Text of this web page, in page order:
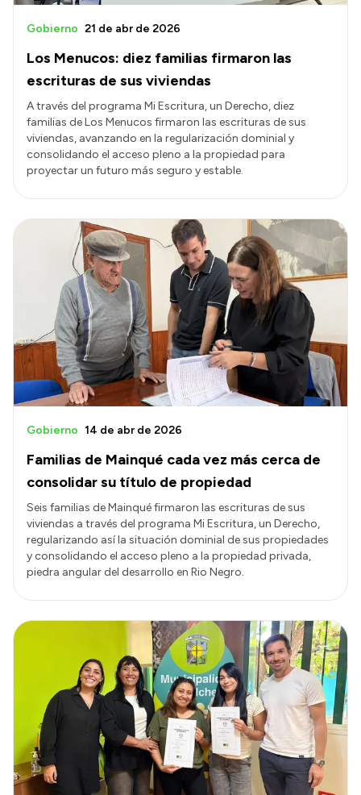
Los Menucos: diez familias firmaron las
escrituras de sus viviendas
Gobierno 21 de abr de 2026
A través del programa Mi Escritura, un Derecho, diez
familias de Los Menucos firmaron las escrituras de sus
viviendas, avanzando en la regularización dominial y
consolidando el acceso pleno a la propiedad para
proyectar un futuro más seguro y estable.
Familias de Mainqué cada vez más cerca de
consolidar su título de propiedad
Gobierno 14 de abr de 2026
Seis familias de Mainqué firmaron las escrituras de sus
viviendas a través del programa Mi Escritura, un Derecho,
regularizando así la situación dominial de sus propiedades
y consolidando el acceso pleno a la propiedad privada,
piedra angular del desarrollo en Rio Negro.